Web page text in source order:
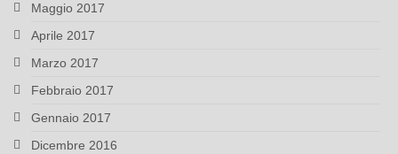
Maggio 2017
Aprile 2017
Marzo 2017
Febbraio 2017
Gennaio 2017
Dicembre 2016